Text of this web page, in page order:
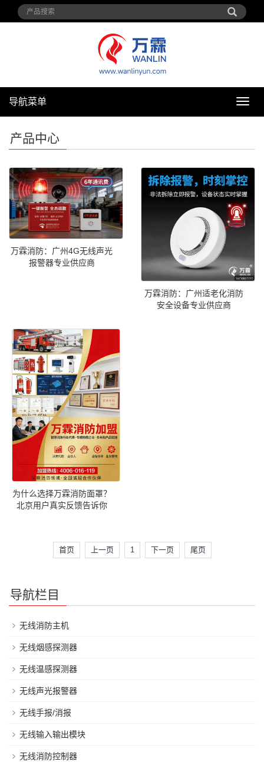
导
导航菜单
产品中心
万霖消防：广州4G无线声光
报警器专业供应商
万霖消防：广州适老化消防
安全设备专业供应商
为什么选择万霖消防面罩？
北京用户真实反馈告诉你
首页 上一页 1 下一页 尾页
导航栏目
无线消防主机
无线烟感探测器
无线温感探测器
无线声光报警器
无线手报/消报
无线输入输出模块
无线消防控制器